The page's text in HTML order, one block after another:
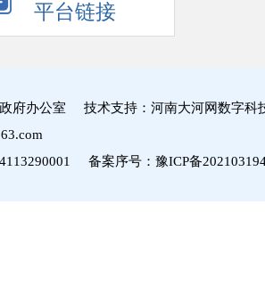
平台链接
府办公室 技术支持：河南大河网数字科
备案序号： 豫ICP备